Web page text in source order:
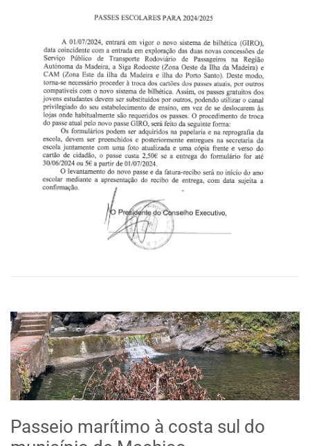
2024/2025
Passeio marítimo à costa sul do